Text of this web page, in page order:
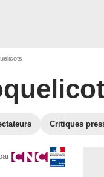
Critiques